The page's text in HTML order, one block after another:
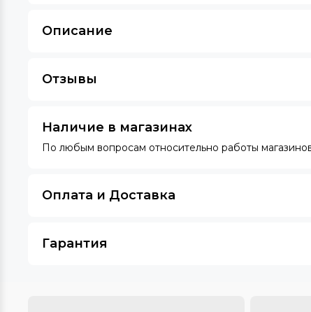
Описание
Отзывы
Наличие в магазинах
По любым вопросам относительно работы
Оплата и Доставка
Гарантия